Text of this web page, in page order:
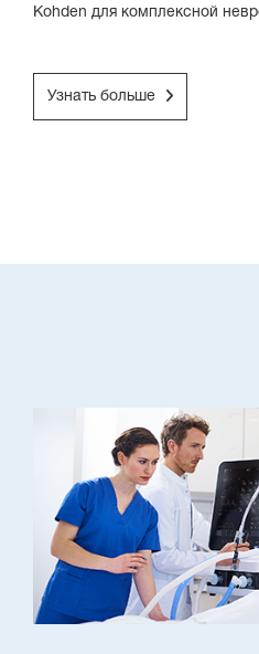
Kohden для комплексной
Узнать больше